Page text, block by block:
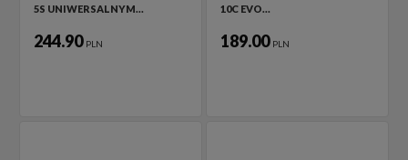
5S UNIWERSALNYM…
244.90 PLN
10C EVO…
189.00 PLN